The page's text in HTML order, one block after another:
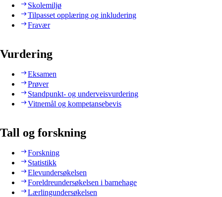
Skolemiljø
Tilpasset opplæring og inkludering
Fravær
Vurdering
Eksamen
Prøver
Standpunkt- og underveisvurdering
Vitnemål og kompetansebevis
Tall og forskning
Forskning
Statistikk
Elevundersøkelsen
Foreldreundersøkelsen i barnehage
Lærlingundersøkelsen